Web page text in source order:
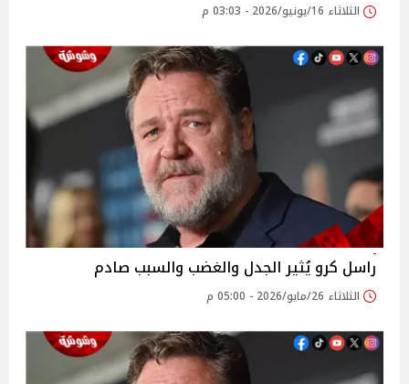
الثلاثاء 16/يونيو/2026 - 03:03 م
راسل كرو يُثير الجدل والغضب والسبب صادم
الثلاثاء 26/مايو/2026 - 05:00 م